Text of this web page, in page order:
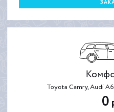
Toyota Camry, Audi
0